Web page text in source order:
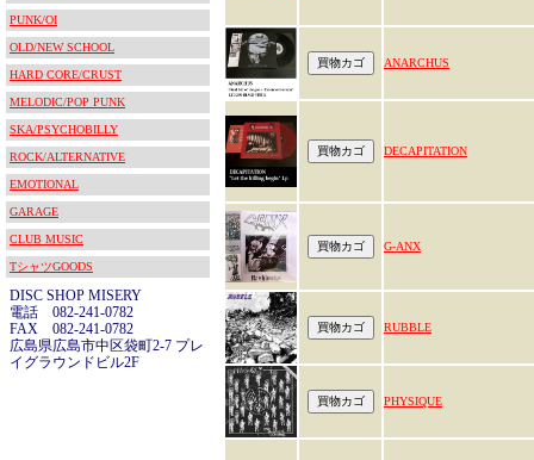
PUNK/OI
OLD/NEW SCHOOL
HARD CORE/CRUST
MELODIC/POP PUNK
SKA/PSYCHOBILLY
ROCK/ALTERNATIVE
EMOTIONAL
GARAGE
CLUB MUSIC
TシャツGOODS
DISC SHOP MISERY
電話 082-241-0782
FAX 082-241-0782
広島県広島市中区袋町2-7 プレ
イグラウンドビル2F
ANARCHUS
DECAPITATION
G-ANX
RUBBLE
PHYSIQUE